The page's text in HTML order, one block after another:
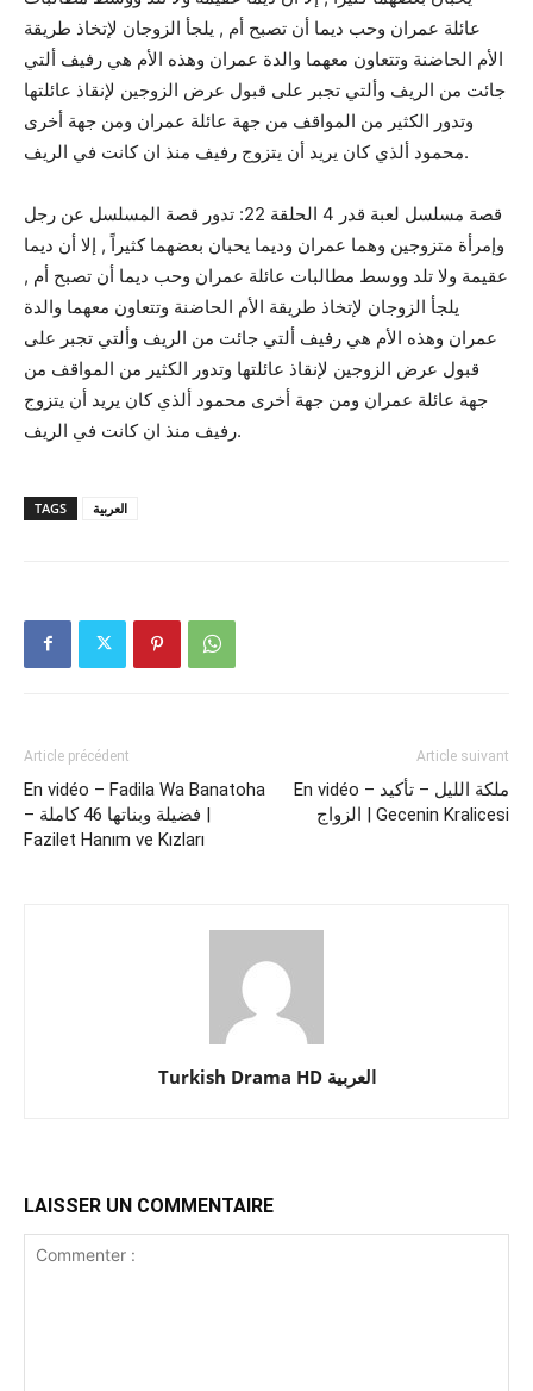
عائلة عمران وحب ديما أن تصبح أم , يلجأ الزوجان لإتخاذ طريقة
الأم الحاضنة وتتعاون معهما والدة عمران وهذه الأم هي رفيف ألتي
جائت من الريف وألتي تجبر على قبول عرض الزوجين لإنقاذ عائلتها
وتدور الكثير من المواقف من جهة عائلة عمران ومن جهة أخرى
محمود ألذي كان يريد أن يتزوج رفيف منذ ان كانت في الريف.
قصة مسلسل لعبة قدر 4 الحلقة 22: تدور قصة المسلسل عن رجل
وإمرأة متزوجين وهما عمران وديما يحبان بعضهما كثيراً , إلا أن ديما
عقيمة ولا تلد ووسط مطالبات عائلة عمران وحب ديما أن تصبح أم ,
يلجأ الزوجان لإتخاذ طريقة الأم الحاضنة وتتعاون معهما والدة
عمران وهذه الأم هي رفيف ألتي جائت من الريف وألتي تجبر على
قبول عرض الزوجين لإنقاذ عائلتها وتدور الكثير من المواقف من
جهة عائلة عمران ومن جهة أخرى محمود ألذي كان يريد أن يتزوج
رفيف منذ ان كانت في الريف.
TAGS العربية
Article précédent
En vidéo – Fadila Wa Banatoha
– فضيلة وبناتها 46 كاملة |
Fazilet Hanım ve Kızları
Article suivant
En vidéo – ملكة الليل – تأكيد
الزواج | Gecenin Kralicesi
Turkish Drama HD العربية
LAISSER UN COMMENTAIRE